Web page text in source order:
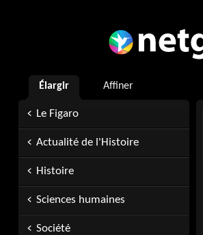
Élargir Affiner
Le Figaro
Actualité de l'Histoire
Histoire
Sciences humaines
Société